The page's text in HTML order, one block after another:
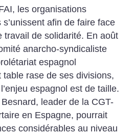
les organisations
afin de faire face
travail de solidarité. En août
anarcho-syndicaliste
espagnol
rase de ses divisions,
espagnol est de taille.
leader de la CGT-
en Espagne, pourrait
considérables au niveau